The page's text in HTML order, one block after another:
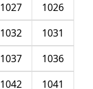
1026
1027
1031
1032
1036
1037
1041
1042